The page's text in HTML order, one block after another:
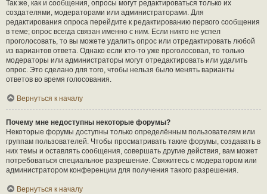
Так же, как и сообщения, опросы могут редактироваться только их
создателями, модераторами или администраторами. Для
редактирования опроса перейдите к редактированию первого сообщения
в теме; опрос всегда связан именно с ним. Если никто не успел
проголосовать, то вы можете удалить опрос или отредактировать любой
из вариантов ответа. Однако если кто-то уже проголосовал, то только
модераторы или администраторы могут отредактировать или удалить
опрос. Это сделано для того, чтобы нельзя было менять варианты
ответов во время голосования.
Вернуться к началу
Почему мне недоступны некоторые форумы?
Некоторые форумы доступны только определённым пользователям или
группам пользователей. Чтобы просматривать такие форумы, создавать в
них темы и оставлять сообщения, совершать другие действия, вам может
потребоваться специальное разрешение. Свяжитесь с модератором или
администратором конференции для получения такого разрешения.
Вернуться к началу